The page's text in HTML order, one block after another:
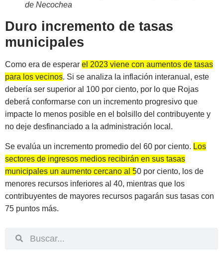
de Necochea
Duro incremento de tasas
municipales
Como era de esperar el 2023 viene con aumentos de tasas
para los vecinos. Si se analiza la inflación interanual, este
debería ser superior al 100 por ciento, por lo que Rojas
deberá conformarse con un incremento progresivo que
impacte lo menos posible en el bolsillo del contribuyente y
no deje desfinanciado a la administración local.
Se evalúa un incremento promedio del 60 por ciento. Los
sectores de ingresos medios recibirán en sus tasas
municipales un aumento cercano al 50 por ciento, los de
menores recursos inferiores al 40, mientras que los
contribuyentes de mayores recursos pagarán sus tasas con
75 puntos más.